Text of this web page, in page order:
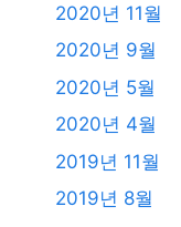
2018년 6월
2018년 5월
2018년 2월
2018년 1월
2017년 12월
2017년 11월